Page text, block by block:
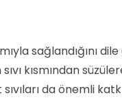
sağlandığını
kısmından
da önemli